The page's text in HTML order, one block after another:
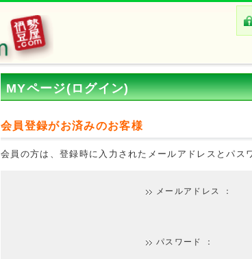
MYページ(ログイン)
会員登録がお済みのお客様
会員の方は、登録時に入力されたメールアドレスとパス
メールアドレス ：
パスワード ：